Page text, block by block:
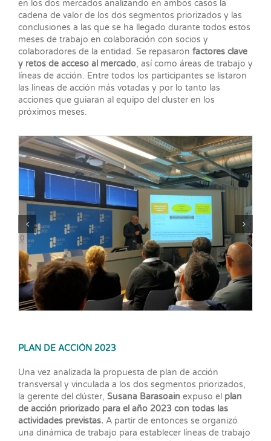
en los dos mercados analizando en ambos casos la
cadena de valor de los dos segmentos priorizados y las
conclusiones a las que se ha llegado durante todos estos
meses de trabajo en colaboración con socios y
colaboradores de la entidad. Se repasaron factores clave
y retos de acceso al mercado, así como áreas de trabajo y
líneas de acción. Entre todos los participantes se listaron
las líneas de acción más votadas y por lo tanto las
acciones que guiaran al equipo del cluster en los
próximos meses.
PLAN DE ACCIÓN 2023
Una vez analizada la propuesta de plan de acción
transversal y vinculada a los dos segmentos priorizados,
la gerente del clúster, Susana Barasoain expuso el plan
de acción priorizado para el año 2023 con todas las
actividades previstas. A partir de entonces se organizó
una dinámica de trabajo para establecer líneas de trabajo